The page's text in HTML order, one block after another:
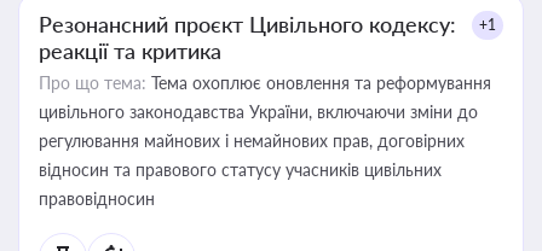
Резонансний проєкт Цивільного кодексу:
реакції та критика
+1
Про що тема: Тема охоплює оновлення та реформування
цивільного законодавства України, включаючи зміни до
регулювання майнових і немайнових прав, договірних
відносин та правового статусу учасників цивільних
правовідносин